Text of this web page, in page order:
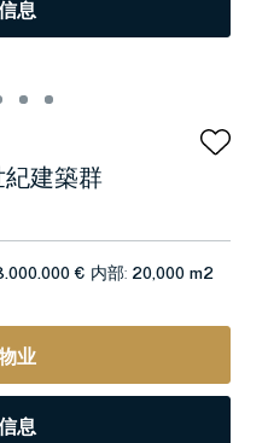
息
建築群
€ 内部: 20,000 m2
业
息